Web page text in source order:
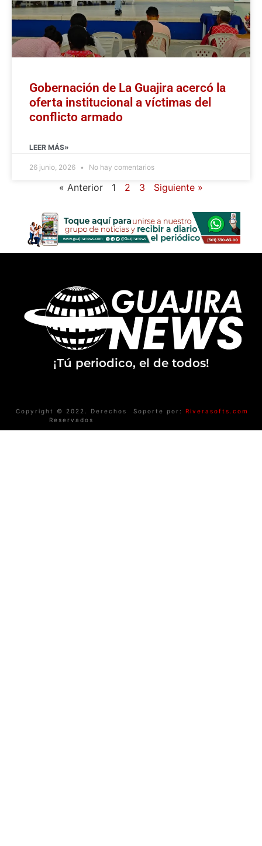
Gobernación de La Guajira acercó la
oferta institucional a víctimas del
conflicto armado
LEER MÁS»
26 junio, 2026 No hay comentarios
« Anterior 1 2 3 Siguiente »
¡Tú periodico, el de todos!
Copyright © 2022. Derechos
Reservados
Soporte por: Riverasofts.com